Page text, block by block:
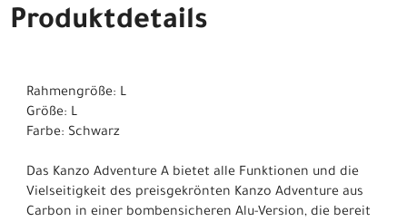
Produktdetails
Rahmengröße: L
Größe: L
Farbe: Schwarz
Das Kanzo Adventure A bietet alle Funktionen und die
Vielseitigkeit des preisgekrönten Kanzo Adventure aus
Carbon in einer bombensicheren Alu-Version, die bereit